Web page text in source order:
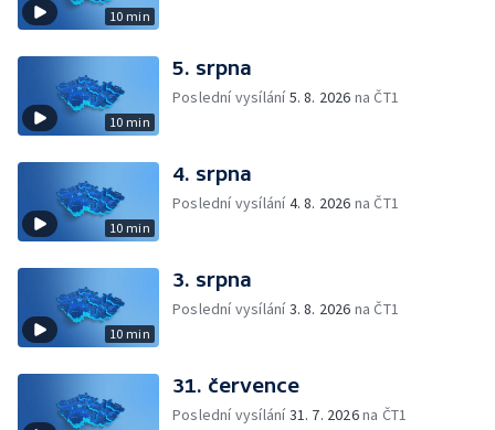
10 min
10 min
5. srpna
Poslední vysílání5. 8. 2026 na ČT1
10 min
4. srpna
Poslední vysílání4. 8. 2026 na ČT1
10 min
3. srpna
Poslední vysílání3. 8. 2026 na ČT1
31. července
Poslední vysílání31. 7. 2026na ČT1